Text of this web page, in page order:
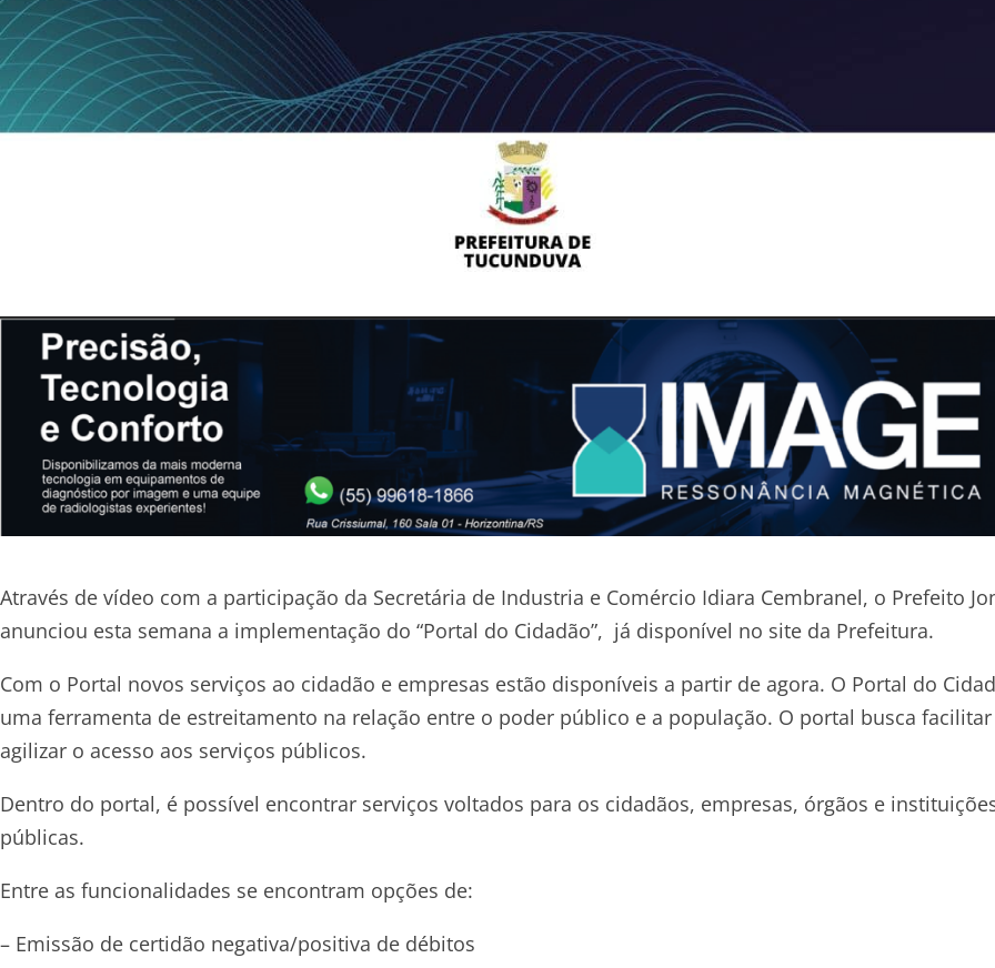
Através de vídeo com a participação da Secretária de Industria e Comércio Idiara Cembranel, o Prefeito
anunciou esta semana a implementação do “Portal do Cidadão”, já disponível no site da Prefeitura.
Com o Portal novos serviços ao cidadão e empresas estão disponíveis a partir de agora. O Portal do
uma ferramenta de estreitamento na relação entre o poder público e a população. O portal busca
agilizar o acesso aos serviços públicos.
Dentro do portal, é possível encontrar serviços voltados para os cidadãos, empresas, órgãos e
públicas.
Entre as funcionalidades se encontram opções de:
– Emissão de certidão negativa/positiva de débitos